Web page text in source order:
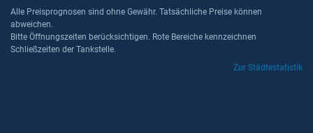
Alle Preisprognosen sind ohne Gewähr. Tatsächliche Preise können
abweichen.
Bitte Öffnungszeiten berücksichtigen. Rote Bereiche kennzeichnen
Schließzeiten der Tankstelle.
Zur Städtestatistik